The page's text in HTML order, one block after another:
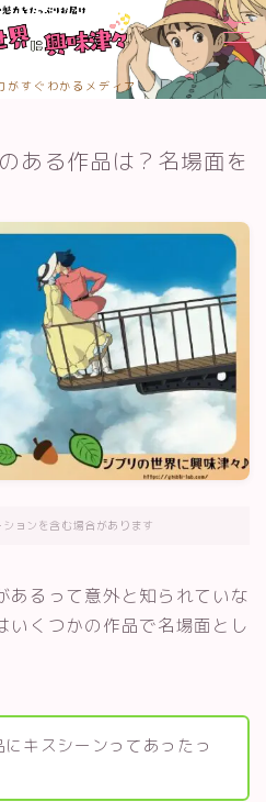
がすぐわかるメディア
ある作品は？名場面を
ョンを含む場合があります
あるって意外と知られていな
いくつかの作品で名場面とし
キスシーンってあったっ